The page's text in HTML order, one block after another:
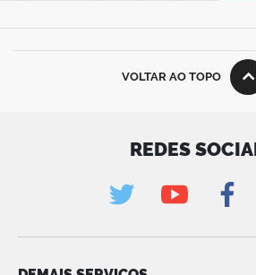
VOLTAR AO TOPO
REDES